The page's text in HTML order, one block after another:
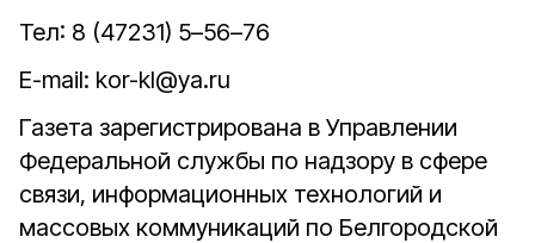
Тел: 8 (47231) 5–56–76
E-mail: kor-kl@ya.ru
Газета зарегистрирована в Управлении
Федеральной службы по надзору в сфере
связи, информационных технологий и
массовых коммуникаций по Белгородской